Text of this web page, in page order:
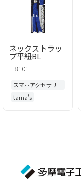
ネックストラッ
プ平紐BL
T8101
スマホアクセサリー
tama's